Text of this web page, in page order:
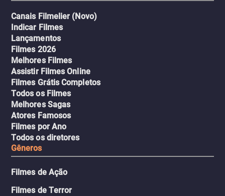
Canais Filmelier (Novo)
Indicar Filmes
Lançamentos
Filmes 2026
Melhores Filmes
Assistir Filmes Online
Filmes Grátis Completos
Todos os Filmes
Melhores Sagas
Atores Famosos
Filmes por Ano
Todos os diretores
Gêneros
Filmes de Ação
Filmes de Terror